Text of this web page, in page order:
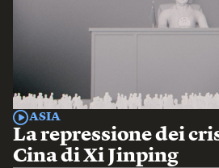
ASIA
La repressione dei
Cina di Xi Jinping